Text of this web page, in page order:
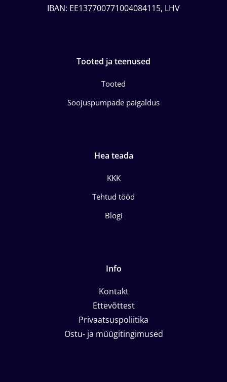
IBAN: EE137700771004084115, LHV
Tooted ja teenused
Tooted
Soojuspumpade paigaldus
Hea teada
KKK
Tehtud tööd
Blogi
Info
Kontakt
Ettevõttest
Privaatsuspoliitika
Ostu- ja müügitingimused